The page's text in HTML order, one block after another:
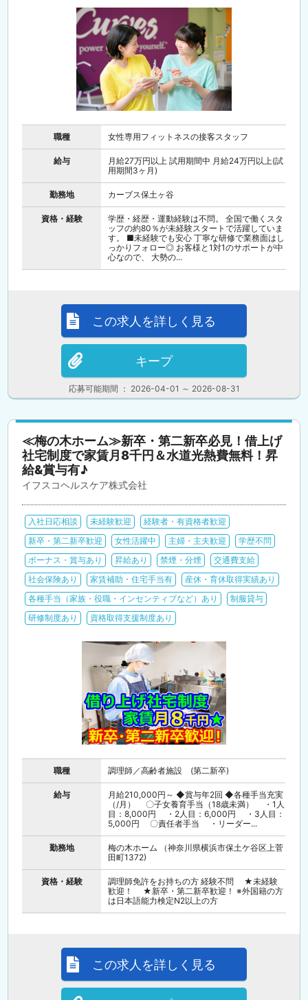
職種 女性専用フィットネスの接客スタッフ
給与
月給27万円以上 試用期間中 月給24万円以上(試
用期間3ヶ月)
勤務地 カーブス保土ヶ谷
資格・経験
学歴・経歴・運動経験は不問。 全国で働くスタ
ッフの約80％が未経験スタートで活躍していま
す。 ■未経験でも安心 丁寧な研修で業務面はし
っかりフォロー◎ お客様と1対1のサポートが中
心なので、 大勢の...
応募可能期間 ： 2026-04-01 ～ 2026-08-31
この求人を詳しく見る
キープ
≪梅の木ホーム≫新卒・第二新卒必見！借上げ
社宅制度で家賃月8千円＆水道光熱費無料！昇
給&賞与有♪
イフスコヘルスケア株式会社
入社日応相談 未経験歓迎
経験者・有資格者歓迎
新卒・第二新卒歓迎
女性活躍中 主婦・主夫歓迎
学歴不問
ボーナス・賞与あり
昇給あり 禁煙・分煙
交通費支給
社会保険あり
家賃補助・住宅手当有
産休・育休取得実績あり
各種手当（家族・役職・インセンティブなど）あり
制服貸与
研修制度あり
資格取得支援制度あり
職種 調理師／高齢者施設 (第二新卒)
給与
月給210,000円～ ◆賞与年2回 ◆各種手当充実
（/月） 〇子女養育手当（18歳未満） ・1人
目：8,000円 ・2人目：6,000円 ・3人目：
5,000円 〇責任者手当 ・リーダー...
勤務地
梅の木ホーム （神奈川県横浜市保土ケ谷区上菅
田町1372)
資格・経験
調理師免許をお持ちの方 経験不問 ★未経験
歓迎！ ★新卒・第二新卒歓迎！ ※外国籍の方
は日本語能力検定N2以上の方
この求人を詳しく見る